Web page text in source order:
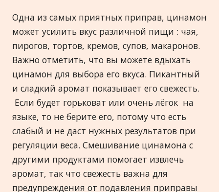
Oдна из самых приятных приправ, цинамон
может усилить вкус различной пищи : чая,
пирогов, тортов, кремов, супов, макаронов.
Важно отметить, что вы можете вдыхать
цинамон для выбора его вкуса. Пикантный
и сладкий аромат показывает его свежесть.
Если будет горьковат или очень лёгок на
языке, то не берите его, потому что есть
слабый и не даст нужных результатов при
регуляции веса. Смешивание цинамона с
другими продуктами помогает извлечь
аромат, так что свежесть важна для
предупреждения от подавления приправы